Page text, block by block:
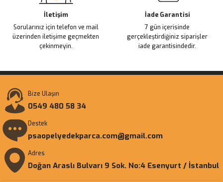
İletişim
Sorularınız için telefon ve mail
üzerinden iletişime geçmekten
çekinmeyin.
İade Garantisi
7 gün içerisinde
gerçekleştirdiğiniz siparişler
iade garantisindedir.
Bize Ulaşın
0549 480 58 34
Destek
psaopelyedekparca.com@gmail.com
Adres
Doğan Araslı Bulvarı 9 Sok. No:4 Esenyurt / İstanbul